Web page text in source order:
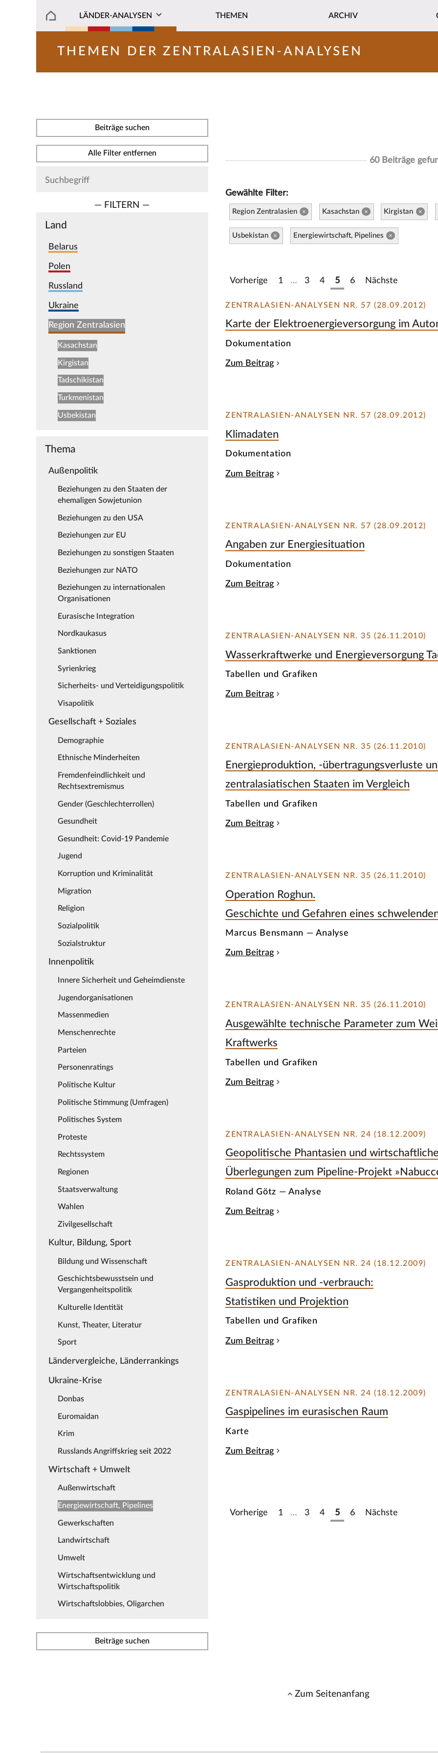
LÄNDER-ANALYSEN THEMEN ARCHIV
THEMEN DER ZENTRALASIEN-ANALYSEN
Beiträge suchen
Alle Filter entfernen
— FILTERN —
Land
Belarus
Polen
Russland
Ukraine
Region Zentralasien
Kasachstan
Kirgistan
Tadschikistan
Turkmenistan
Usbekistan
Thema
Außenpolitik
Beziehungen zu den Staaten der
ehemaligen Sowjetunion
Beziehungen zu den USA
Beziehungen zur EU
Beziehungen zu sonstigen Staaten
Beziehungen zur NATO
Beziehungen zu internationalen
Organisationen
Eurasische Integration
Nordkaukasus
Sanktionen
Syrienkrieg
Sicherheits- und Verteidigungspolitik
Visapolitik
Gesellschaft + Soziales
Demographie
Ethnische Minderheiten
Fremdenfeindlichkeit und
Rechtsextremismus
Gender (Geschlechterrollen)
Gesundheit
Gesundheit: Covid-19 Pandemie
Jugend
Korruption und Kriminalität
Migration
Religion
Sozialpolitik
Sozialstruktur
Innenpolitik
Innere Sicherheit und Geheimdienste
Jugendorganisationen
Massenmedien
Menschenrechte
Parteien
Personenratings
Politische Kultur
Politische Stimmung (Umfragen)
Politisches System
Proteste
Rechtssystem
Regionen
Staatsverwaltung
Wahlen
Zivilgesellschaft
Kultur, Bildung, Sport
Bildung und Wissenschaft
Geschichtsbewusstsein und
Vergangenheitspolitik
Kulturelle Identität
Kunst, Theater, Literatur
Sport
Ländervergleiche, Länderrankings
Ukraine-Krise
Donbas
Euromaidan
Krim
Russlands Angriffskrieg seit 2022
Wirtschaft + Umwelt
Außenwirtschaft
Energiewirtschaft, Pipelines
Gewerkschaften
Landwirtschaft
Umwelt
Wirtschaftsentwicklung und
Wirtschaftspolitik
Wirtschaftslobbies, Oligarchen
Beiträge suchen
60 Beiträge
Gewählte Filter:
Region Zentralasien × Kasachstan × Kirgistan ×
Usbekistan × Energiewirtschaft, Pipelines ×
Vorherige 1 … 3 4 5 6 Nächste
ZENTRALASIEN-ANALYSEN NR. 57 (28.09.2012)
Karte der Elektroenergieversorgung im
Dokumentation
Zum Beitrag
ZENTRALASIEN-ANALYSEN NR. 57 (28.09.2012)
Klimadaten
Dokumentation
Zum Beitrag
ZENTRALASIEN-ANALYSEN NR. 57 (28.09.2012)
Angaben zur Energiesituation
Dokumentation
Zum Beitrag
ZENTRALASIEN-ANALYSEN NR. 35 (26.11.2010)
Wasserkraftwerke und Energieversorgung
Tabellen und Grafiken
Zum Beitrag
ZENTRALASIEN-ANALYSEN NR. 35 (26.11.2010)
Energieproduktion, -übertragungsverluste
zentralasiatischen Staaten im Vergleich
Tabellen und Grafiken
Zum Beitrag
ZENTRALASIEN-ANALYSEN NR. 35 (26.11.2010)
Operation Roghun.
Geschichte und Gefahren eines
Marcus Bensmann — Analyse
Zum Beitrag
ZENTRALASIEN-ANALYSEN NR. 35 (26.11.2010)
Ausgewählte technische Parameter zum
Kraftwerks
Tabellen und Grafiken
Zum Beitrag
ZENTRALASIEN-ANALYSEN NR. 24 (18.12.2009)
Geopolitische Phantasien und
Überlegungen zum Pipeline-Projekt
Roland Götz — Analyse
Zum Beitrag
ZENTRALASIEN-ANALYSEN NR. 24 (18.12.2009)
Gasproduktion und -verbrauch:
Statistiken und Projektion
Tabellen und Grafiken
Zum Beitrag
ZENTRALASIEN-ANALYSEN NR. 24 (18.12.2009)
Gaspipelines im eurasischen Raum
Karte
Zum Beitrag
Vorherige 1 … 3 4 5 6 Nächste
Zum Seitenanfang